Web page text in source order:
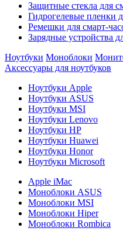
Защитные стекла для
Гидрогелевые пленки
Ремешки для смарт-
Зарядные устройства
Ноутбуки Моноблоки
Аксессуары для ноутбуков
Ноутбуки Apple
Ноутбуки ASUS
Ноутбуки MSI
Ноутбуки Lenovo
Ноутбуки HP
Ноутбуки Huawei
Ноутбуки Honor
Ноутбуки Microsoft
Apple iMac
Моноблоки ASUS
Моноблоки MSI
Моноблоки Hiper
Моноблоки Rombica